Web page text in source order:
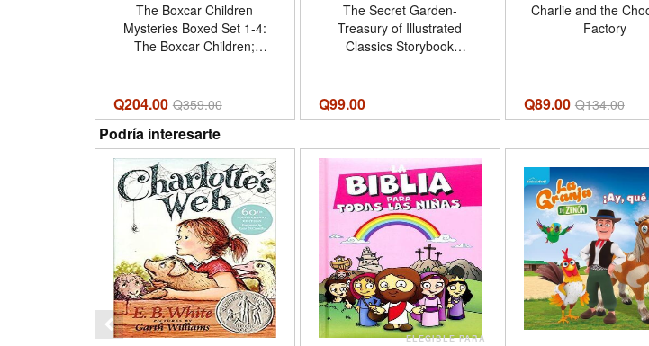
The Boxcar Children
Mysteries Boxed Set 1-4:
The Boxcar Children;
Q204.00 Q359.00
The Secret Garden-
Treasury of Illustrated
Classics Storybook
Q99.00
Charlie and the
Factory
Q89.00 Q134.00
Podría interesarte
ELEGIBLE PARA